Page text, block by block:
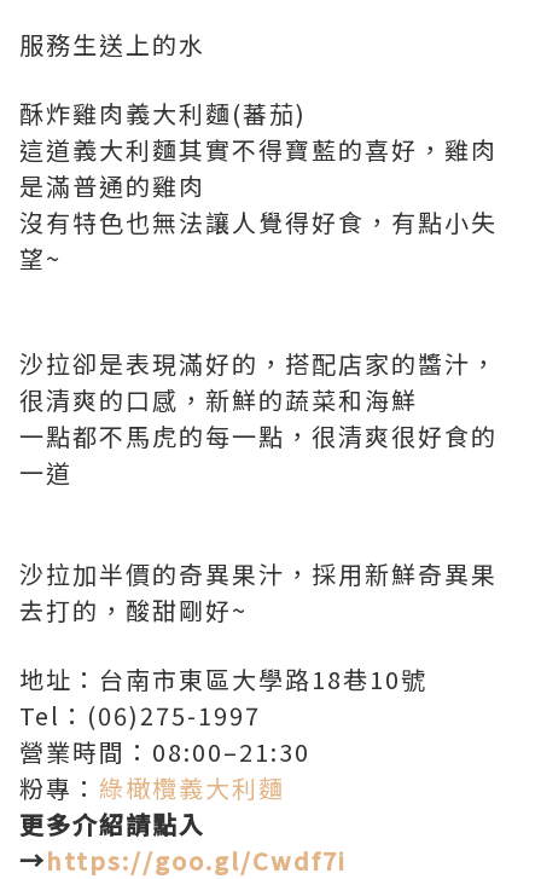
服務生送上的水
酥炸雞肉義大利麵(蕃茄)
這道義大利麵其實不得寶藍的喜好，雞肉
是滿普通的雞肉
沒有特色也無法讓人覺得好食，有點小失
望~
沙拉卻是表現滿好的，搭配店家的醬汁，
很清爽的口感，新鮮的蔬菜和海鮮
一點都不馬虎的每一點，很清爽很好食的
一道
沙拉加半價的奇異果汁，採用新鮮奇異果
去打的，酸甜剛好~
地址：台南市東區大學路18巷10號
Tel：(06)275-1997
營業時間：08:00–21:30
粉專： 綠橄欖義大利麵
更多介紹請點入
→https://goo.gl/Cwdf7i